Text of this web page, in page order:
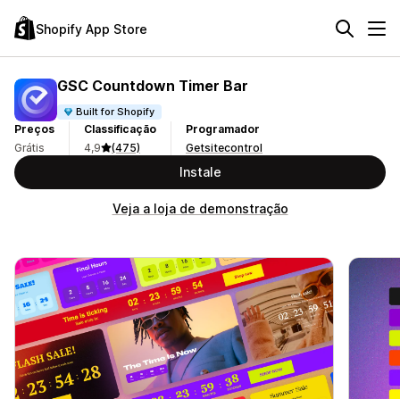
Shopify App Store
GSC Countdown Timer Bar
Built for Shopify
Preços
Grátis
Classificação
4,9
(475)
Programador
Getsitecontrol
Instale
Veja a loja de demonstração